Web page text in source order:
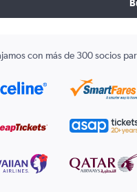
con más de 300 socios